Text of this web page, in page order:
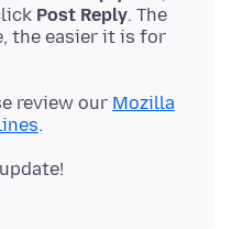
Post Reply. The
the easier it is for
review our Mozilla